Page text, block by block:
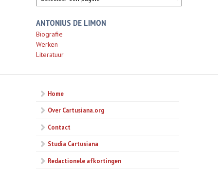
ANTONIUS DE LIMON
Biografie
Werken
Literatuur
Home
Over Cartusiana.org
Contact
Studia Cartusiana
Redactionele afkortingen